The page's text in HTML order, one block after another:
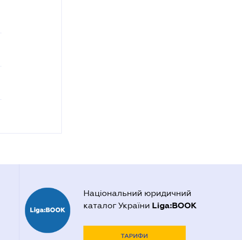
Національний юридичний
каталог України Liga:BOOK
ТАРИФИ